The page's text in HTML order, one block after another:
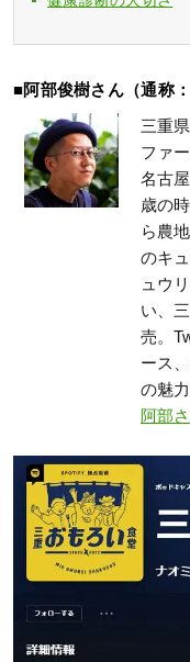
■阿部俊樹さん（通称
三重
ファ
名古
歳の
ら農
のキ
ュウ
い、
売。
ース
の魅
阿部